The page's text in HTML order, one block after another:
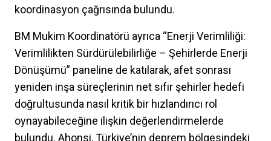
koordinasyon çağrısında bulundu.
BM Mukim Koordinatörü ayrıca “Enerji Verimliliği:
Verimlilikten Sürdürülebilirliğe – Şehirlerde Enerji
Dönüşümü” paneline de katılarak, afet sonrası
yeniden inşa süreçlerinin net sıfır şehirler hedefi
doğrultusunda nasıl kritik bir hızlandırıcı rol
oynayabileceğine ilişkin değerlendirmelerde
bulundu. Ahonsi, Türkiye’nin deprem bölgesindeki